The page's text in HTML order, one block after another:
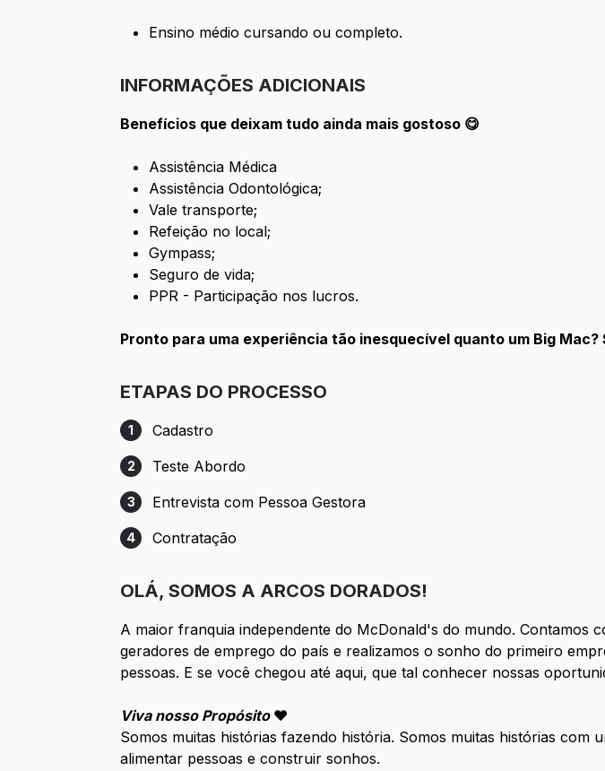
Ensino médio cursando ou completo.
INFORMAÇÕES ADICIONAIS
Benefícios que deixam tudo ainda mais gostoso 😋
Assistência Médica
Assistência Odontológica;
Vale transporte;
Refeição no local;
Gympass;
Seguro de vida;
PPR - Participação nos lucros.
Pronto para uma experiência tão inesquecível quanto um Big
ETAPAS DO PROCESSO
Etapa 1: Cadastro
1 Cadastro
Etapa 2: Teste Abordo
2 Teste Abordo
Etapa 3: Entrevista com Pessoa Gestora
3 Entrevista com Pessoa Gestora
Etapa 4: Contratação
4 Contratação
OLÁ, SOMOS A ARCOS DORADOS!
A maior franquia independente do McDonald's do mundo. Contamos
geradores de emprego do país e realizamos o sonho do primeiro
pessoas. E se você chegou até aqui, que tal conhecer nossas
Viva nosso Propósito ❤️
Somos muitas histórias fazendo história. Somos muitas histórias
alimentar pessoas e construir sonhos.